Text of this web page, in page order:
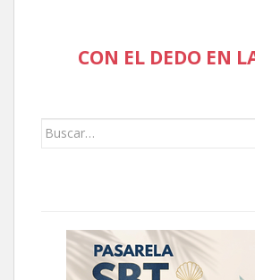
CON EL DEDO EN
Buscar: